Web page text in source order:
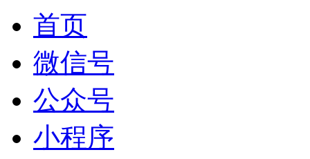
首页
微信号
公众号
小程序